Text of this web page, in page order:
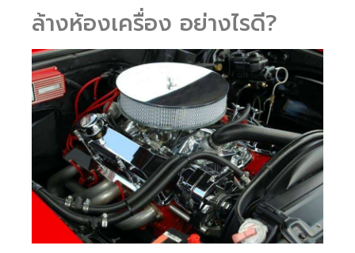
ล้างห้องเครื่อง อย่างไรดี?